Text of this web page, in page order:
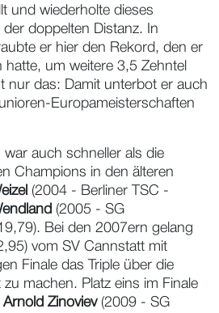
und wiederholte dieses
doppelten Distanz. In
er hier den Rekord, den er
hatte, um weitere 3,5 Zehntel
nur das: Damit unterbot er auch
Europameisterschaften
war auch schneller als die
Champions in den älteren
(2004 - Berliner TSC -
(2005 - SG
Bei den 2007ern gelang
vom SV Cannstatt mit
Finale das Triple über die
machen. Platz eins im Finale
Arnold Zinoviev(2009 - SG